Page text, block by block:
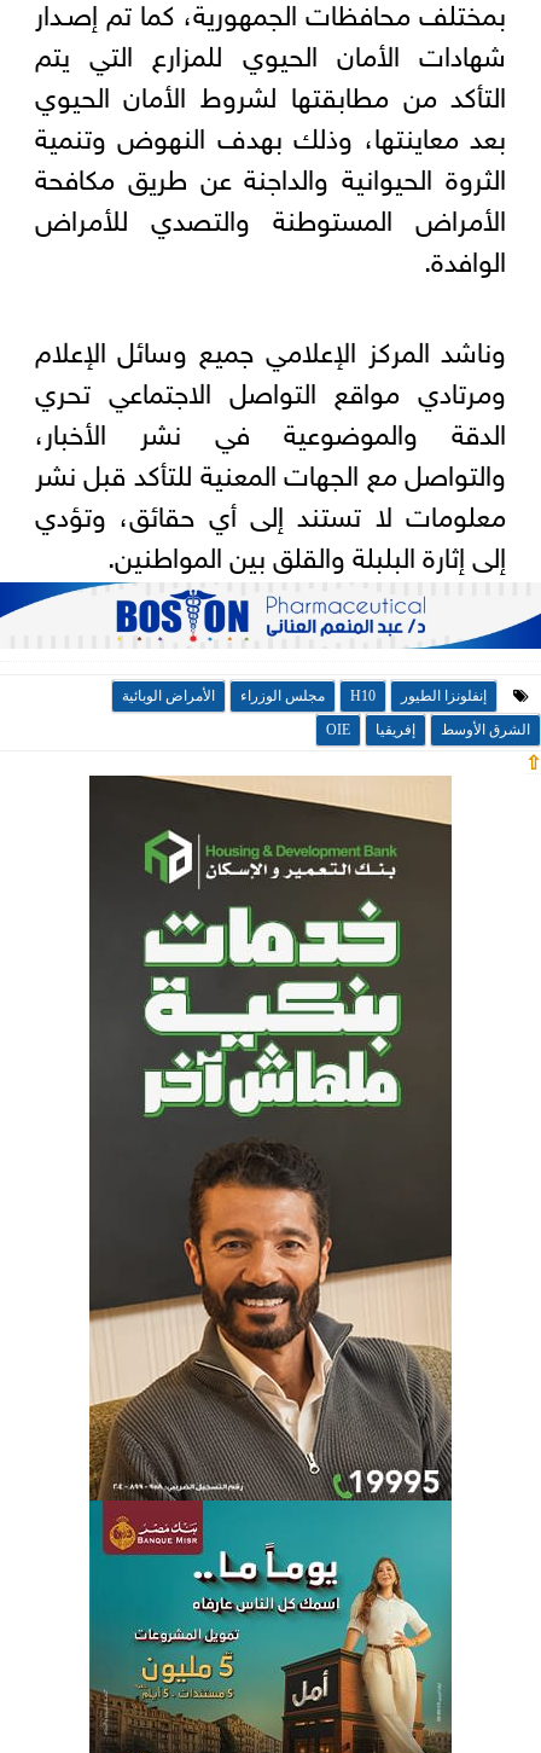
بمختلف محافظات الجمهورية، كما تم إصـدار
شهادات الأمان الحيوي للمزارع التي يتم
التأكد من مطابقتها لشروط الأمان الحيوي
بعد معاينتها، وذلك بهدف النهوض وتنمية
الثروة الحيوانية والداجنة عن طريق مكافحة
الأمراض المستوطنة والتصدي للأمراض
الوافدة.
وناشد المركز الإعلامي جميع وسائل الإعلام
ومرتادي مواقع التواصل الاجتماعي تحري
الدقة والموضوعية في نشر الأخبار،
والتواصل مع الجهات المعنية للتأكد قبل نشر
معلومات لا تستند إلى أي حقائق، وتؤدي
إلى إثارة البلبلة والقلق بين المواطنين.
إنفلونزا الطيور H10 مجلس الوزراء
الأمراض الوبائية
الشرق الأوسط
إفريقيا OIE
⇧